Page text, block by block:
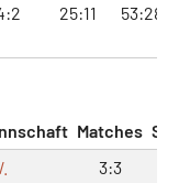
25:11 53:28
Matches
3:3